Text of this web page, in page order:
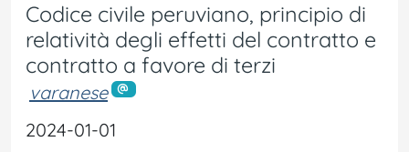
Codice civile peruviano, principio di
relatività degli effetti del contratto e
contratto a favore di terzi
varanese
2024-01-01